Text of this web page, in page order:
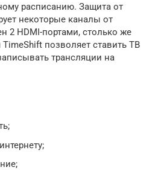
расписанию. Защита от
некоторые каналы от
2 HDMI-портами, столько же
позволяет ставить ТВ
трансляции на